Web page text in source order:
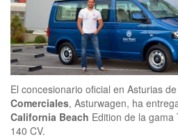
El concesionario oficial en Asturias de
Comerciales, Asturwagen, ha
California Beach Edition de la
140 CV.